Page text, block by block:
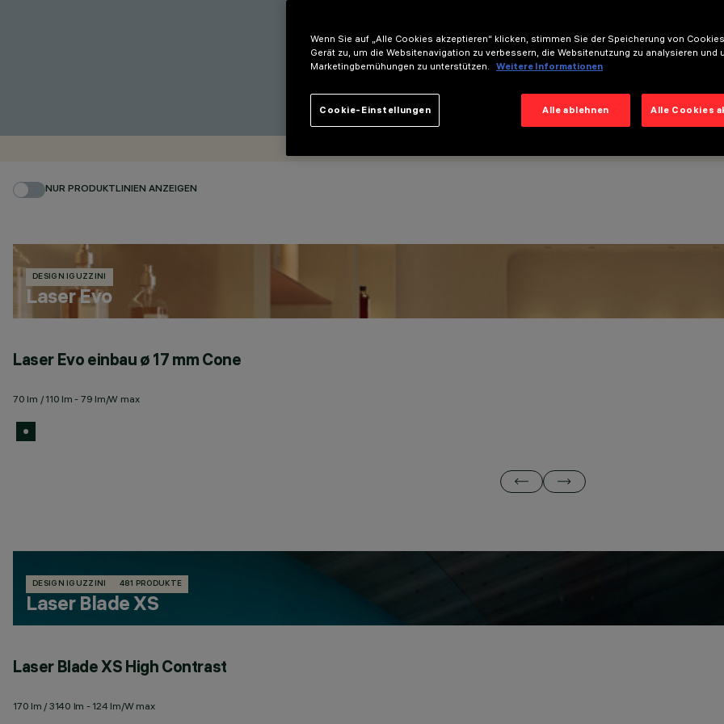
NUR PRODUKTLINIEN ANZEIGEN
DESIGN IGUZZINI
Laser Evo
Laser Evo einbau ø 17 mm Cone
70 lm / 110 lm - 79 lm/W max
DESIGN IGUZZINI 481 PRODUKTE
Laser Blade XS
Laser Blade XS High Contrast
170 lm / 3140 lm - 124 lm/W max
Wenn Sie auf „Alle Cookies akzeptieren“ klicken, stimmen Sie der Speicherung von
Gerät zu, um die Websitenavigation zu verbessern, die Websitenutzung zu analysieren und
Marketingbemühungen zu unterstützen.
Weitere Informationen
Alle ablehnen Alle Cookies
Cookie-Einstellungen